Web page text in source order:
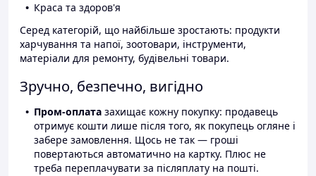
Краса та здоров'я
Серед категорій, що найбільше зростають: продукти
харчування та напої, зоотовари, інструменти,
матеріали для ремонту, будівельні товари.
Зручно, безпечно, вигідно
Пром-оплата захищає кожну покупку: продавець
отримує кошти лише після того, як покупець огляне і
забере замовлення. Щось не так — гроші
повертаються автоматично на картку. Плюс не
треба переплачувати за післяплату на пошті.